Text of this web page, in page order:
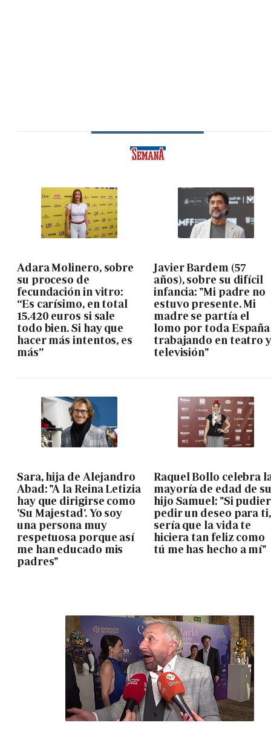
Adara Molinero, sobre
su proceso de
fecundación in vitro:
“Es carísimo, en total
15.420 euros si sale
todo bien. Si hay que
hacer más intentos, es
más”
Javier Bardem (57
años), sobre su difícil
infancia: "Mi padre no
estuvo presente. Mi
madre se partía el
lomo por toda España
trabajando en teatro
televisión"
Sara, hija de Alejandro
Abad: "A la Reina Letizia
hay que dirigirse como
'Su Majestad'. Yo soy
una persona muy
respetuosa porque así
me han educado mis
padres"
Raquel Bollo celebra
mayoría de edad de
hijo Samuel: "Si
pedir un deseo para ti,
sería que la vida te
hiciera tan feliz como
tú me has hecho a mí"